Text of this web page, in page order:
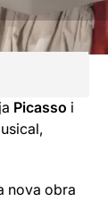
Picasso i
nova obra